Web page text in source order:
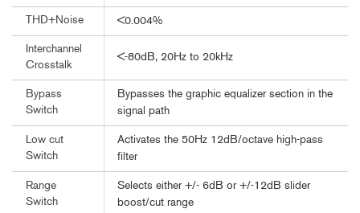
THD+Noise <0.004%
Interchannel
Crosstalk
<-80dB, 20Hz to 20kHz
Bypass
Switch
Bypasses the graphic equalizer section in the
signal path
Low cut
Switch
Activates the 50Hz 12dB/octave high-pass
filter
Range
Switch
Selects either +/- 6dB or +/-12dB slider
boost/cut range